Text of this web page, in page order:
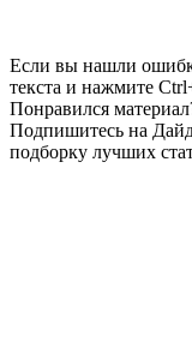
Если вы нашли
текста и нажмите
Понравился
Подпишитесь на
подборку лучших